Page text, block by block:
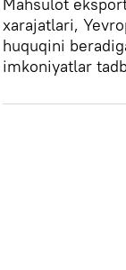
xarajatlari,
huquqini
imkoniyatlar